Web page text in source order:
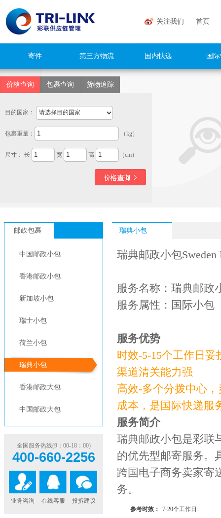
关注我们 首页
寄件 第三方物流 国内快递 国
价格查询 包裹查询 货物追踪
目的国家：
包裹重量： （kg）
尺寸： 长 宽 高 （cm）
邮政包裹
中国邮政小包
香港邮政小包
新加坡小包
瑞士小包
荷兰小包
瑞典小包
香港邮政大包
中国邮政大包
全国服务热线(9：00-18：00)
400-660-2256
业务咨询 在线客服 投拆建议
瑞典小包
瑞典邮政小包Sweden
服务名称：瑞典邮
服务属性：国际小
服务优势
时效-5-15个工作
渠道清关能力强
高效-多个分拨中心
成本，是国际快递服
服务简介
瑞典邮政小包是彩联
的优先型邮寄服务。
跨国电子商务卖家寄
务。
参考时效：
7-20个工作日